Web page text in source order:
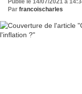
Publié le 14/07/2021 à
Par francoischarles